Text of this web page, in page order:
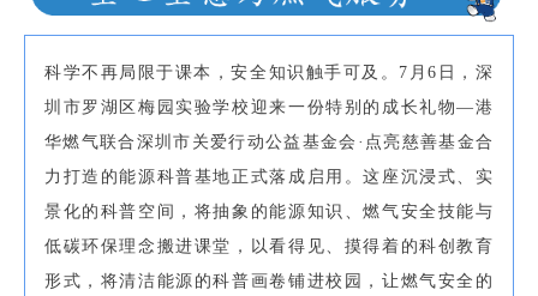
科学不再局限于课本，安全知识触手可及。7月6日，深
圳市罗湖区梅园实验学校迎来一份特别的成长礼物—港
华燃气联合深圳市关爱行动公益基金会·点亮慈善基金合
力打造的能源科普基地正式落成启用。这座沉浸式、实
景化的科普空间，将抽象的能源知识、燃气安全技能与
低碳环保理念搬进课堂，以看得见、摸得着的科创教育
形式，将清洁能源的科普画卷铺进校园，让燃气安全的